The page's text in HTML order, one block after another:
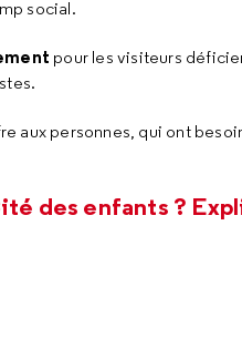
social.
pour les visiteurs
aux personnes, qui ont
des enfants ?